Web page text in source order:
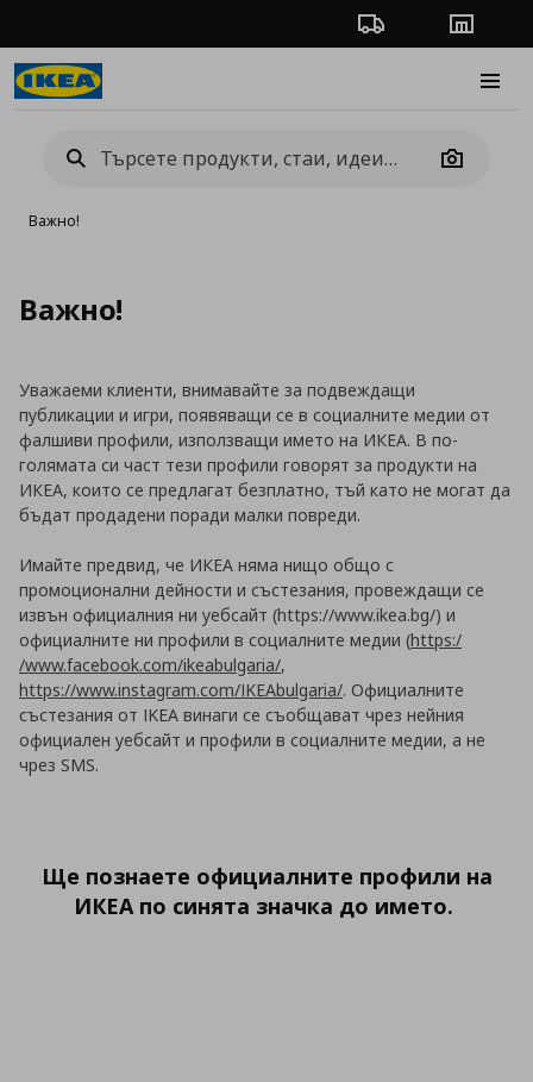
Проследяване на
Camera
Важно!
Важно!
Уважаеми клиенти, внимавайте за подвеждащи
публикации и игри, появяващи се в социалните медии от
фалшиви профили, използващи името на ИКЕА. В по-
голямата си част тези профили говорят за продукти на
ИКЕА, които се предлагат безплатно, тъй като не могат да
бъдат продадени поради малки повреди.
Имайте предвид, че ИКЕА няма нищо общо с
промоционални дейности и състезания, провеждащи се
извън официалния ни уебсайт (https://www.ikea.bg/) и
официалните ни профили в социалните медии (https:/
/www.facebook.com/ikeabulgaria/,
https://www.instagram.com/IKEAbulgaria/. Официалните
състезания от IKEA винаги се съобщават чрез нейния
официален уебсайт и профили в социалните медии, а не
чрез SMS.
Ще познаете официалните профили на
ИКЕА по синята значка до името.